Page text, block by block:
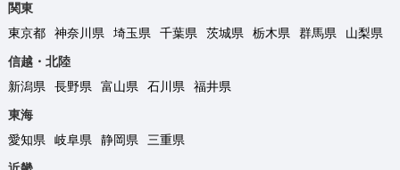
関東
東京都
神奈川県 埼玉県 千葉県 茨城県 栃木県 群馬県
山梨県
信越・北陸
新潟県
長野県 富山県 石川県
福井県
東海
愛知県
岐阜県 静岡県
三重県